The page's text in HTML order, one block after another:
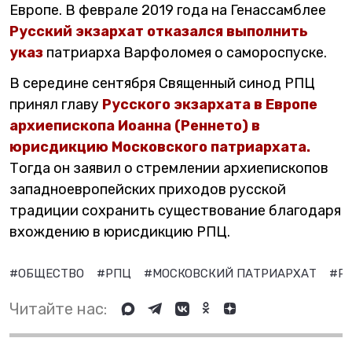
Европе. В феврале 2019 года на Генассамблее
Русский экзархат отказался выполнить
указ патриарха Варфоломея о самороспуске.
В середине сентября Священный синод РПЦ
принял главу Русского экзархата в Европе
архиепископа Иоанна (Реннето) в
юрисдикцию Московского патриархата.
Тогда он заявил о стремлении архиепископов
западноевропейских приходов русской
традиции сохранить существование благодаря
вхождению в юрисдикцию РПЦ.
#ОБЩЕСТВО #РПЦ #МОСКОВСКИЙ ПАТРИАРХАТ
Читайте нас: